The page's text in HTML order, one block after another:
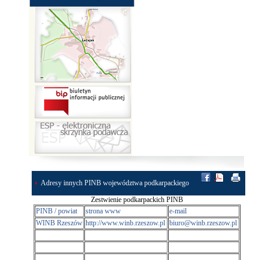
Adresy innych PINB województwa podkarpackiego
Zestwienie podkarpackich PINB
PINB / powiat
strona www
e-mail
WINB Rzeszów http://www.winb.rzeszow.pl biuro@winb.rzeszow.pl